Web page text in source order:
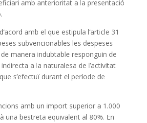
amb anterioritat a la presentació
amb el que estipula l’article 31
subvencionables les despeses
manera indubtable responguin de
a la naturalesa de l’activitat
s’efectuï durant el període de
amb un import superior a 1.000
una bestreta equivalent al 80%. En